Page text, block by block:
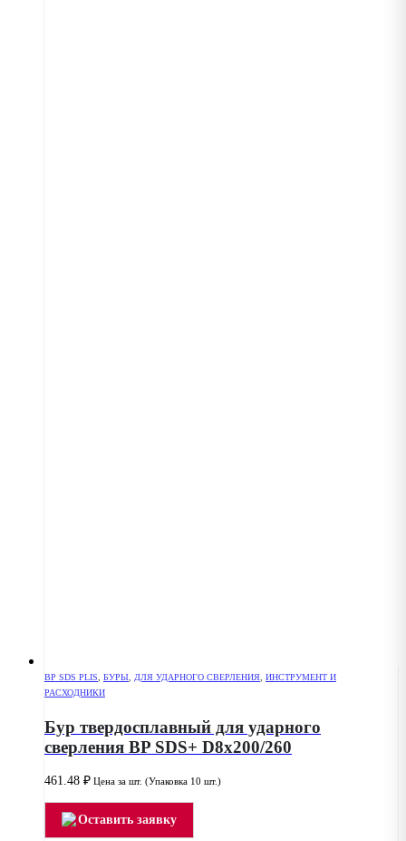
BP SDS PLIS, БУРЫ, ДЛЯ УДАРНОГО СВЕРЛЕНИЯ, ИНСТРУМЕНТ И
РАСХОДНИКИ
Бур твердосплавный для ударного
сверления BP SDS+ D8x200/260
461.48 ₽ Цена за шт. (Упаковка 10 шт.)
Оставить заявку